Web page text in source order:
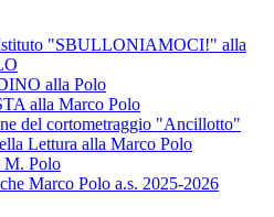
"SBULLONIAMOCI!" alla
alla Polo
alla Marco Polo
del cortometraggio "Ancillotto"
Lettura alla Marco Polo
M. Polo
Marco Polo a.s. 2025-2026